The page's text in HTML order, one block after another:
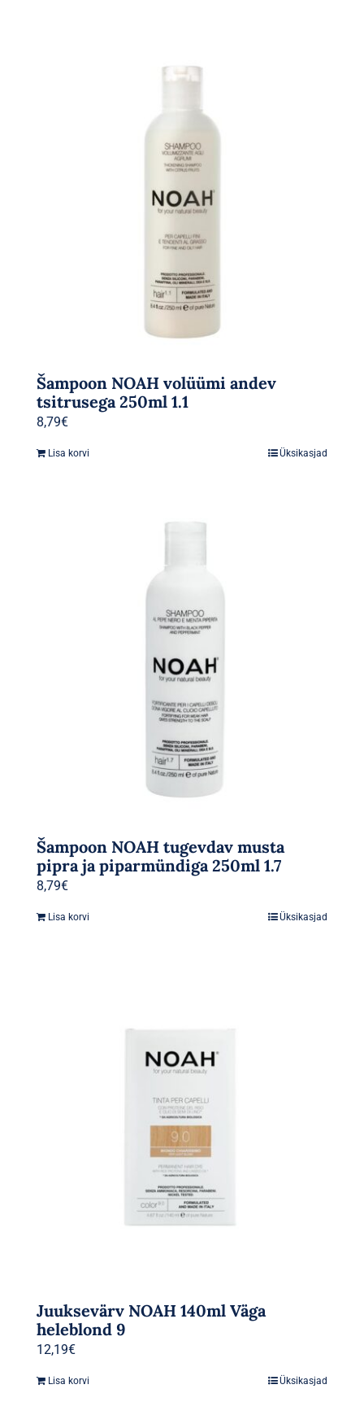
Šampoon NOAH volüümi andev
tsitrusega 250ml 1.1
8,79€
Lisa korvi Üksikasjad
Šampoon NOAH tugevdav musta
pipra ja piparmündiga 250ml 1.7
8,79€
Lisa korvi Üksikasjad
Juuksevärv NOAH 140ml Väga
heleblond 9
12,19€
Lisa korvi Üksikasjad